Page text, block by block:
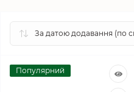
Популярний